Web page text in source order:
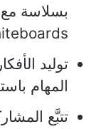
توليد
المهام
تتبَّع